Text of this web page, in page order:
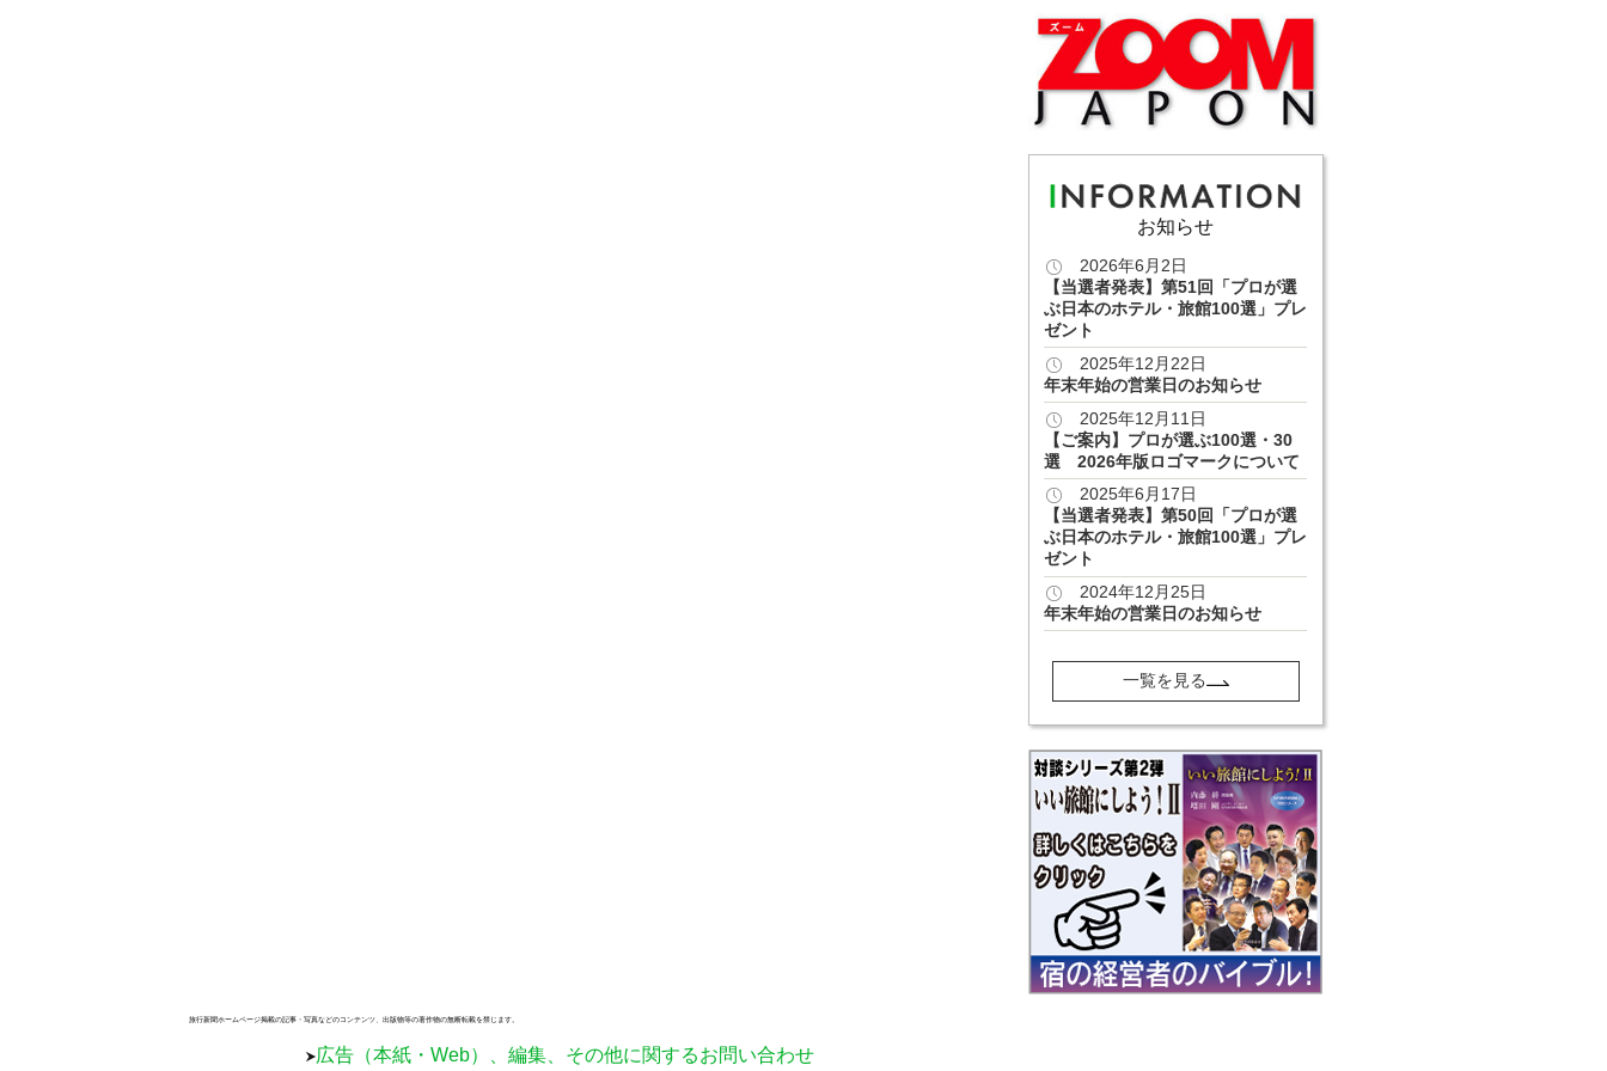
お知らせ
2026年6月2日
【当選者発表】第51回「プロが選
ぶ日本のホテル・旅館100選」プレ
ゼント
2025年12月22日
年末年始の営業日のお知らせ
2025年12月11日
【ご案内】プロが選ぶ100選・30
選 2026年版ロゴマークについて
2025年6月17日
【当選者発表】第50回「プロが選
ぶ日本のホテル・旅館100選」プレ
ゼント
2024年12月25日
年末年始の営業日のお知らせ
一覧を見る
旅行新聞ホームページ掲載の記事・写真などのコンテンツ、出版物等の著作物の無断転載を禁じます。
広告（本紙・Web）、編集、その他に関するお問い合わせ